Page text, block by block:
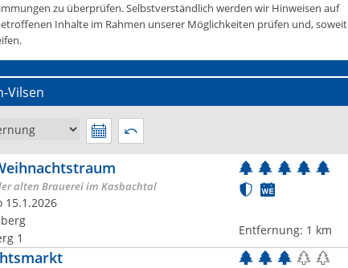
zu überprüfen. Selbstverständlich werden wir Hinweisen auf
Inhalte im Rahmen unserer Möglichkeiten prüfen und, soweit
Vilsen
alten Brauerei im Kasbachtal
15.1.2026
1
Entfernung: 1 km